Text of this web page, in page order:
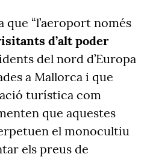
que “l’aeroport només
d’alt poder
del nord d’Europa
a Mallorca i que
turística com
que aquestes
el monocultiu
els preus de